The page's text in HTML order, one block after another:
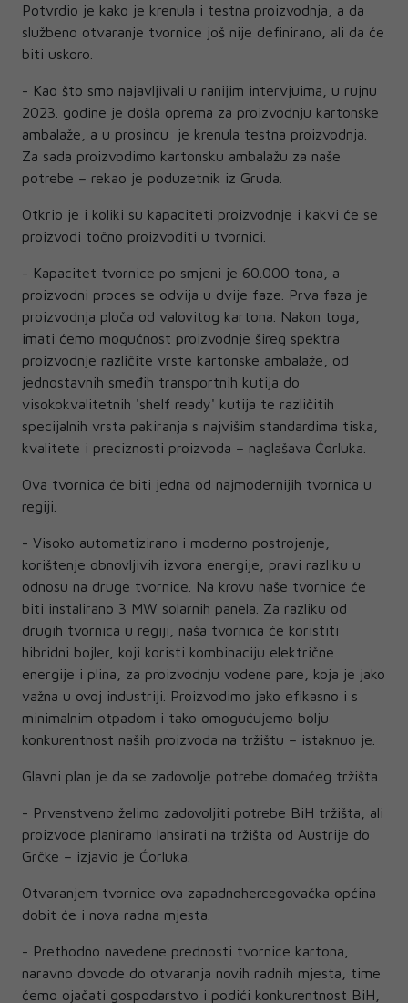
Potvrdio je kako je krenula i testna proizvodnja, a da
službeno otvaranje tvornice još nije definirano, ali da će
biti uskoro.
- Kao što smo najavljivali u ranijim intervjuima, u rujnu
2023. godine je došla oprema za proizvodnju kartonske
ambalaže, a u prosincu je krenula testna proizvodnja.
Za sada proizvodimo kartonsku ambalažu za naše
potrebe – rekao je poduzetnik iz Gruda.
Otkrio je i koliki su kapaciteti proizvodnje i kakvi će se
proizvodi točno proizvoditi u tvornici.
- Kapacitet tvornice po smjeni je 60.000 tona, a
proizvodni proces se odvija u dvije faze. Prva faza je
proizvodnja ploča od valovitog kartona. Nakon toga,
imati ćemo mogućnost proizvodnje šireg spektra
proizvodnje različite vrste kartonske ambalaže, od
jednostavnih smeđih transportnih kutija do
visokokvalitetnih 'shelf ready' kutija te različitih
specijalnih vrsta pakiranja s najvišim standardima tiska,
kvalitete i preciznosti proizvoda – naglašava Ćorluka.
Ova tvornica će biti jedna od najmodernijih tvornica u
regiji.
- Visoko automatizirano i moderno postrojenje,
korištenje obnovljivih izvora energije, pravi razliku u
odnosu na druge tvornice. Na krovu naše tvornice će
biti instalirano 3 MW solarnih panela. Za razliku od
drugih tvornica u regiji, naša tvornica će koristiti
hibridni bojler, koji koristi kombinaciju električne
energije i plina, za proizvodnju vodene pare, koja je jako
važna u ovoj industriji. Proizvodimo jako efikasno i s
minimalnim otpadom i tako omogućujemo bolju
konkurentnost naših proizvoda na tržištu – istaknuo je.
Glavni plan je da se zadovolje potrebe domaćeg tržišta.
- Prvenstveno želimo zadovoljiti potrebe BiH tržišta, ali
proizvode planiramo lansirati na tržišta od Austrije do
Grčke – izjavio je Ćorluka.
Otvaranjem tvornice ova zapadnohercegovačka općina
dobit će i nova radna mjesta.
- Prethodno navedene prednosti tvornice kartona,
naravno dovode do otvaranja novih radnih mjesta, time
ćemo ojačati gospodarstvo i podići konkurentnost BiH,